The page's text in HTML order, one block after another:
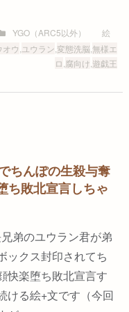
YGO（ARC5以外）
絵
オウ ユウラン 変態洗脳 ,無様エ
ロ 腐向け 遊戯王
ちんぽの生殺与奪
ち敗北宣言しちゃ
弟のユウラン君が弟
ックス封印されてち
快楽堕ち敗北宣言す
ける絵+文です（今回